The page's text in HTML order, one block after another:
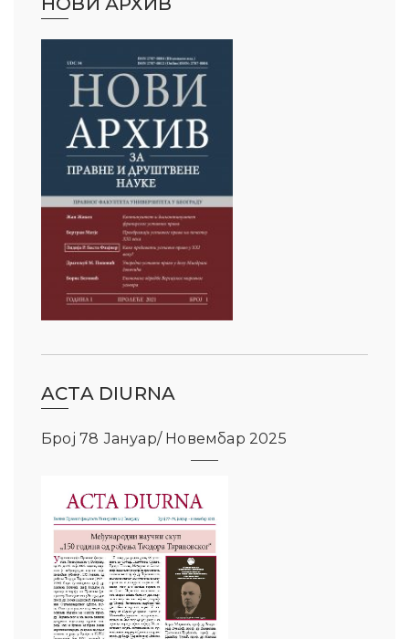
ACTA DIURNA
Број 78 Јануар/ Новембар 2025